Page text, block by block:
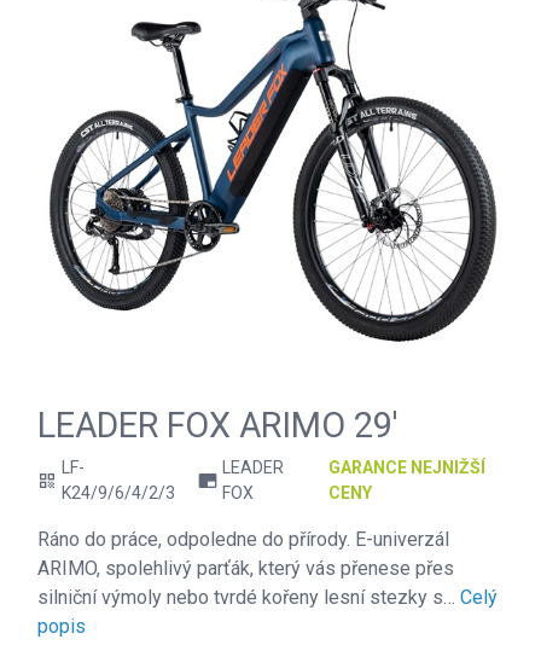
LEADER FOX ARIMO 29'
qr_code
LF-
K24/9/6/4/2/3
branding_watermark
LEADER
FOX
GARANCE NEJNIŽŠÍ
CENY
Ráno do práce, odpoledne do přírody. E-univerzál
ARIMO, spolehlivý parťák, který vás přenese přes
silniční výmoly nebo tvrdé kořeny lesní stezky s… Celý
popis